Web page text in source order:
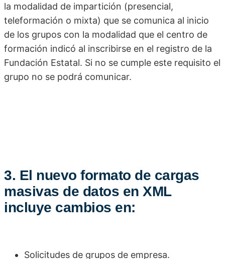
la modalidad de impartición (presencial,
teleformación o mixta) que se comunica al inicio
de los grupos con la modalidad que el centro de
formación indicó al inscribirse en el registro de la
Fundación Estatal. Si no se cumple este requisito el
grupo no se podrá comunicar.
3. El nuevo formato de cargas
masivas de datos en XML
incluye cambios en:
Solicitudes de grupos de empresa.